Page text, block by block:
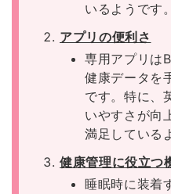
いるようです。
アプリの便利さ
専用アプリは
健康データを
です。特に、
いやすさが向
満足している
健康管理に役立つ
睡眠時に装着